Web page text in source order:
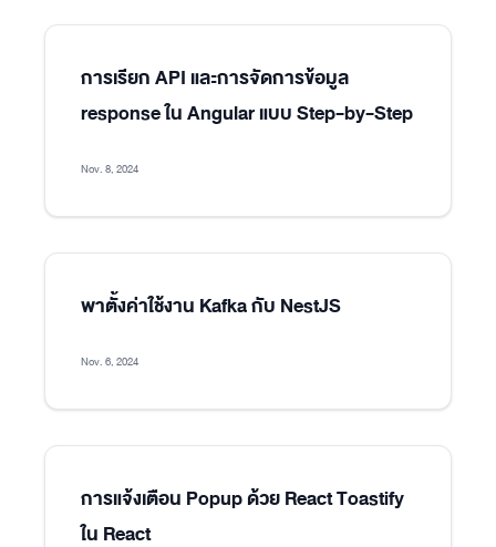
การเรียก API และการจัดการข้อมูล
response ใน Angular แบบ Step-by-Step
Nov. 8, 2024
พาตั้งค่าใช้งาน Kafka กับ NestJS
Nov. 6, 2024
การแจ้งเตือน Popup ด้วย React Toastify
ใน React